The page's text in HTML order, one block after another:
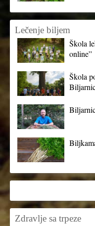
Lečenje biljem
Škola
online”
Škola
Zdravlje sa trpeze